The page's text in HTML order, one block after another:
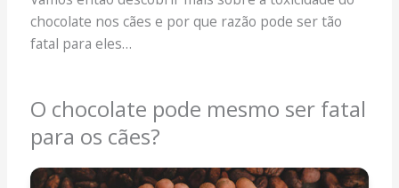
chocolate nos cães e por que razão pode ser tão
fatal para eles…
O chocolate pode mesmo ser fatal
para os cães?